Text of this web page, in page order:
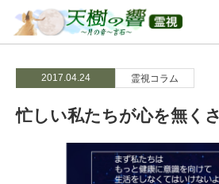
2017.04.24 霊視コラム
忙しい私たちが心を無く